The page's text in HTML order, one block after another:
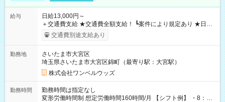
給与
日給13,000円～
＋交通費支給 ★交通費全額支給！ ┗案件により規定あり ★日払
いOK！（規定あり） ┗働いたその日に現金GET♪ お仕事後はコ
ンビニATMから 日払い分を引き落とせます！ 【試用期間】試
交通費別途支給あり
勤務地
さいたま市大宮区
埼玉県さいたま市大宮区錦町（最寄り駅：大宮駅）
株式会社ワンベルウッズ
勤務時間
勤務時間は指定なし
変形労働時間制 想定労働時間160時間/月 【シフト例】 ・8：00